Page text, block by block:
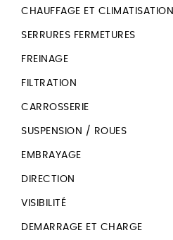
CHAUFFAGE ET CLIMATISATION
SERRURES FERMETURES
FREINAGE
FILTRATION
CARROSSERIE
SUSPENSION / ROUES
EMBRAYAGE
DIRECTION
VISIBILITÉ
DEMARRAGE ET CHARGE